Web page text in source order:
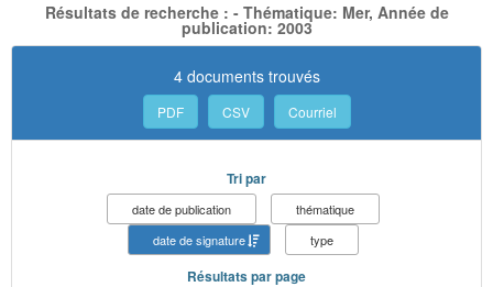
Résultats de recherche : - Thématique: Mer, Année de
publication: 2003
4 documents trouvés
PDF CSV Courriel
Tri par
date de publication
thématique
date de signature
type
Résultats par page